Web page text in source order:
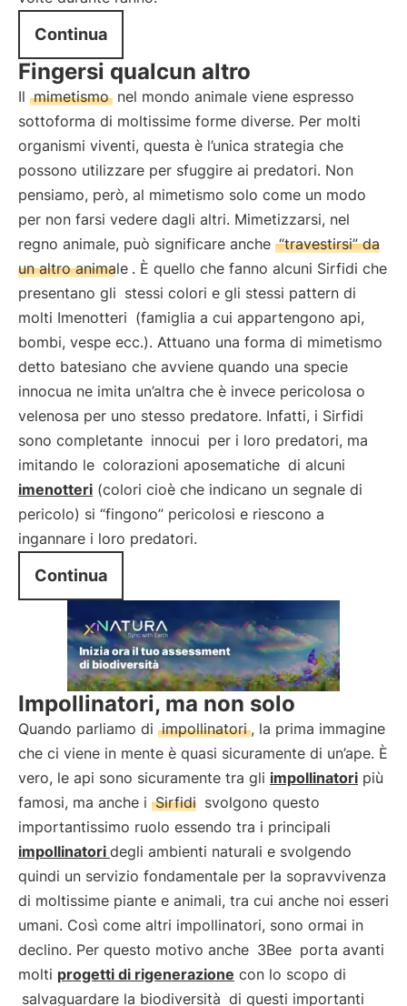
Continua
Fingersi qualcun altro
Il mimetismo nel mondo animale viene espresso
sottoforma di moltissime forme diverse. Per molti
organismi viventi, questa è l’unica strategia che
possono utilizzare per sfuggire ai predatori. Non
pensiamo, però, al mimetismo solo come un modo
per non farsi vedere dagli altri. Mimetizzarsi, nel
regno animale, può significare anche “travestirsi” da
un altro animale . È quello che fanno alcuni Sirfidi che
presentano gli stessi colori e gli stessi pattern di
molti Imenotteri (famiglia a cui appartengono api,
bombi, vespe ecc.). Attuano una forma di mimetismo
detto batesiano che avviene quando una specie
innocua ne imita un’altra che è invece pericolosa o
velenosa per uno stesso predatore. Infatti, i Sirfidi
sono completante innocui per i loro predatori, ma
imitando le colorazioni aposematiche di alcuni
imenotteri (colori cioè che indicano un segnale di
pericolo) si “fingono” pericolosi e riescono a
ingannare i loro predatori.
Continua
Impollinatori, ma non solo
Quando parliamo di impollinatori , la prima immagine
che ci viene in mente è quasi sicuramente di un’ape. È
vero, le api sono sicuramente tra gli impollinatori più
famosi, ma anche i Sirfidi svolgono questo
importantissimo ruolo essendo tra i principali
impollinatori degli ambienti naturali e svolgendo
quindi un servizio fondamentale per la sopravvivenza
di moltissime piante e animali, tra cui anche noi esseri
umani. Così come altri impollinatori, sono ormai in
declino. Per questo motivo anche 3Bee porta avanti
molti progetti di rigenerazione con lo scopo di
salvaguardare la biodiversità di questi importanti